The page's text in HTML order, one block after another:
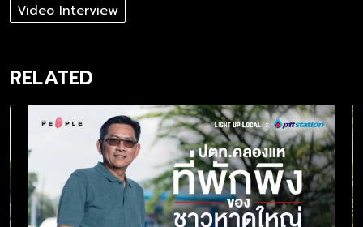
Video Interview
RELATED